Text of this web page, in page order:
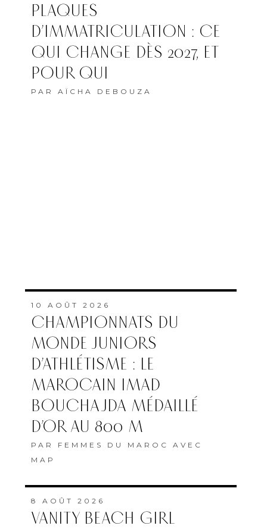
PLAQUES
D’IMMATRICULATION : CE
QUI CHANGE DÈS 2027, ET
POUR QUI
PAR AÏCHA DEBOUZA
10 AOÛT 2026
CHAMPIONNATS DU
MONDE JUNIORS
D’ATHLÉTISME : LE
MAROCAIN IMAD
BOUCHAJDA MÉDAILLÉ
D’OR AU 800 M
PAR FEMMES DU MAROC AVEC
MAP
8 AOÛT 2026
VANITY BEACH GIRL